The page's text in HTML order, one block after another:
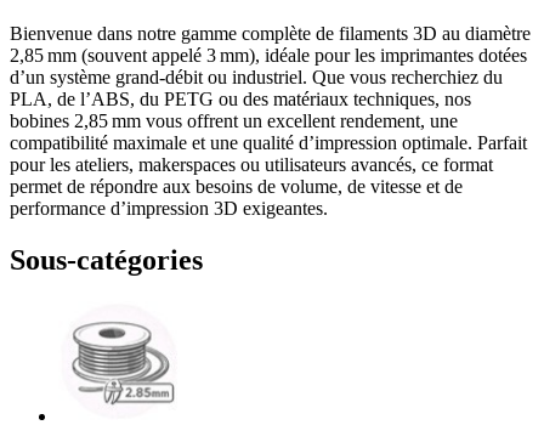
Bienvenue dans notre gamme complète de filaments 3D au diamètre
2,85 mm (souvent appelé 3 mm), idéale pour les imprimantes dotées
d’un système grand‑débit ou industriel. Que vous recherchiez du
PLA, de l’ABS, du PETG ou des matériaux techniques, nos
bobines 2,85 mm vous offrent un excellent rendement, une
compatibilité maximale et une qualité d’impression optimale. Parfait
pour les ateliers, makerspaces ou utilisateurs avancés, ce format
permet de répondre aux besoins de volume, de vitesse et de
performance d’impression 3D exigeantes.
Sous-catégories